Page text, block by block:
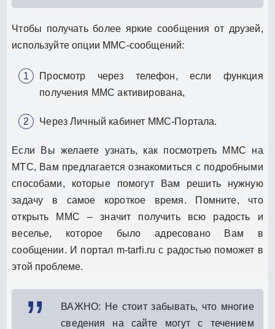
Чтобы получать более яркие сообщения от друзей,
используйте опции ММС-сообщений:
Просмотр через телефон, если функция
получения ММС активирована,
Через Личный кабинет ММС-Портала.
Если Вы желаете узнать, как посмотреть ММС на
МТС, Вам предлагается ознакомиться с подробными
способами, которые помогут Вам решить нужную
задачу в самое короткое время. Помните, что
открыть ММС – значит получить всю радость и
веселье, которое было адресовано Вам в
сообщении. И портал m-tarfi.ru с радостью поможет в
этой проблеме.
ВАЖНО: Не стоит забывать, что многие
сведения на сайте могут с течением